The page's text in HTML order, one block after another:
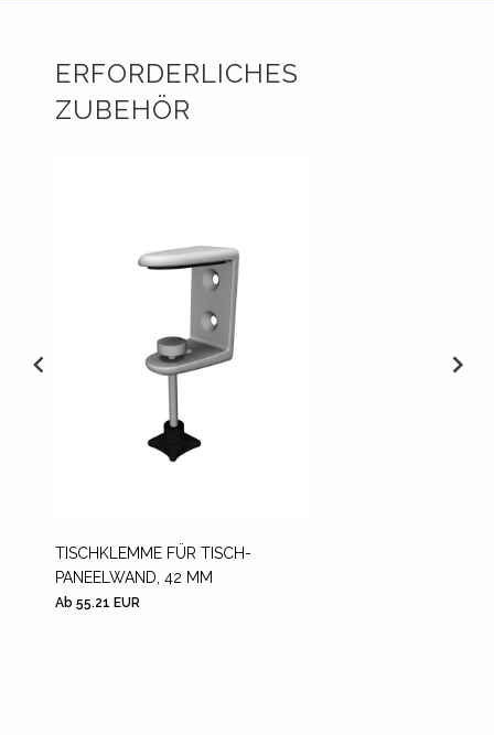
ERFORDERLICHES
ZUBEHÖR
TISCHKLEMME FÜR TISCH-
PANEELWAND, 42 MM
Ab 55.21 EUR